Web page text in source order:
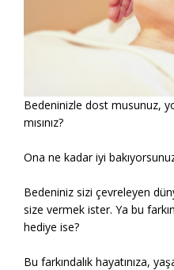
Bedeninizle dost musunuz,
mısınız?
Ona ne kadar iyi
Bedeniniz sizi çevreleyen
size vermek ister. Ya bu
hediye ise?
Bu farkındalık hayatınıza,